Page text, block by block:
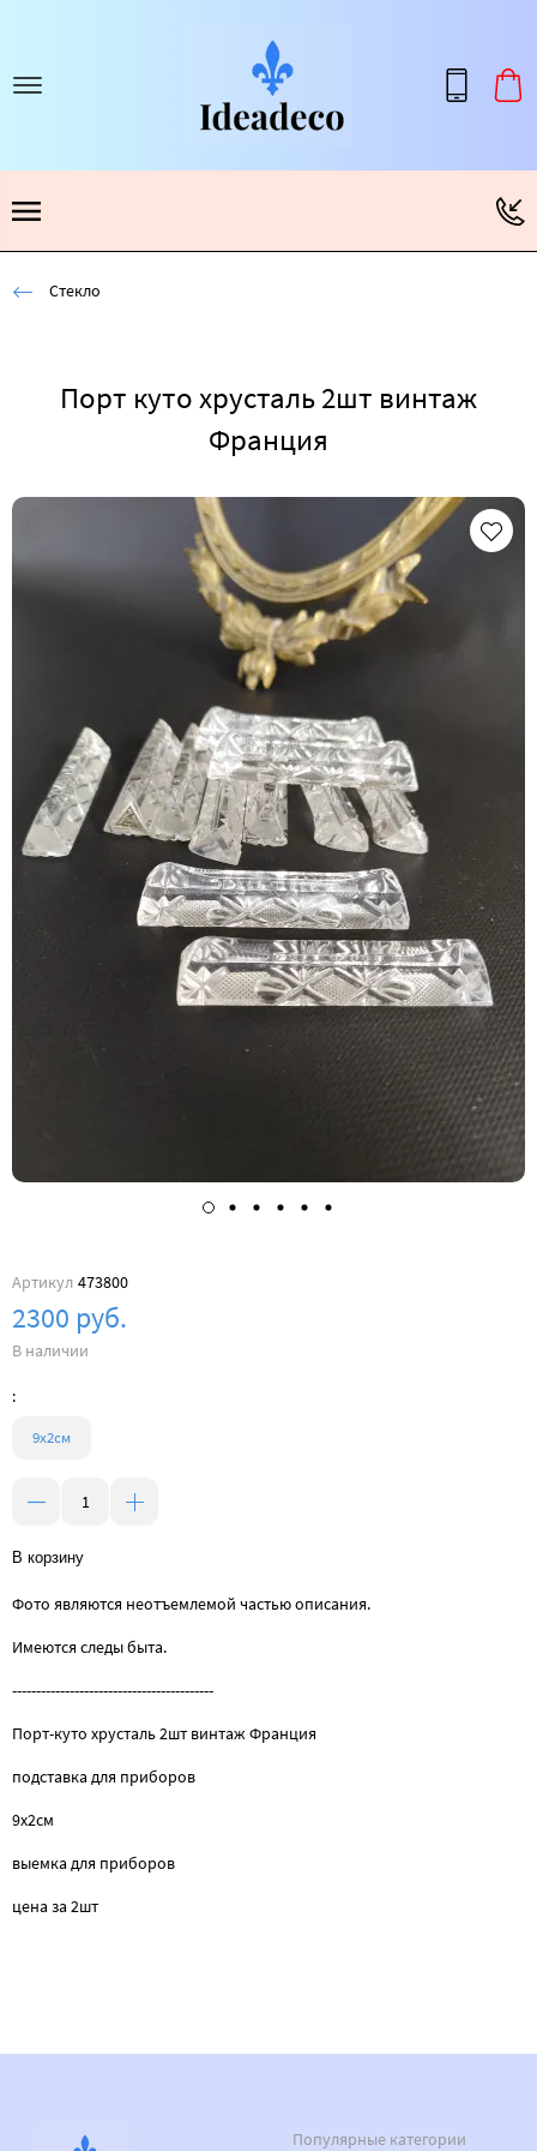
Стекло
Порт куто хрусталь 2шт винтаж
Франция
Артикул 473800
2300 руб.
В наличии
:
9х2см
В корзину
Фото являются неотъемлемой частью описания.
Имеются следы быта.
------------------------------------------
Порт-куто хрусталь 2шт винтаж Франция
подставка для приборов
9х2см
выемка для приборов
цена за 2шт
Популярные категории